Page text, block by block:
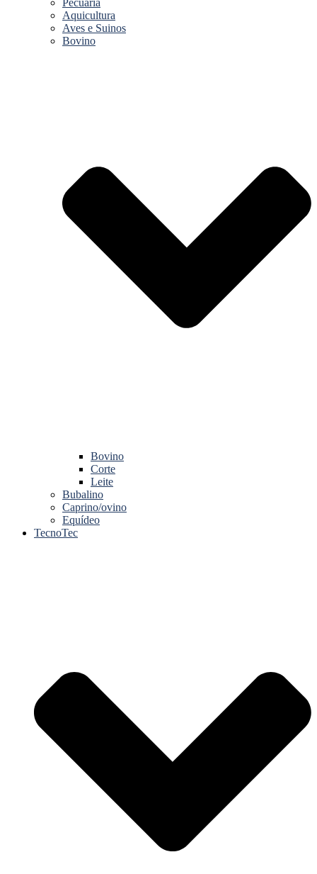
Pecuária
Aquicultura
Aves e Suinos
Bovino
Bovino
Corte
Leite
Bubalino
Caprino/ovino
Equídeo
TecnoTec